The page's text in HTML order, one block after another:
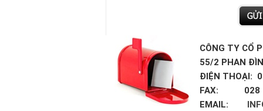
CÔNG TY CỔ
55/2 PHAN
ĐIỆN THOẠI:
FAX: 028
EMAIL: